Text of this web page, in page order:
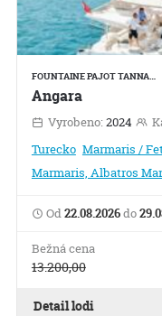
FOUNTAINE PAJOT TANNA…
Angara
Vyrobeno: 2024
Turecko Marmaris /
Marmaris, Albatros
Od22.08.2026do
Bežná cena
13.200,00
Detail lodi